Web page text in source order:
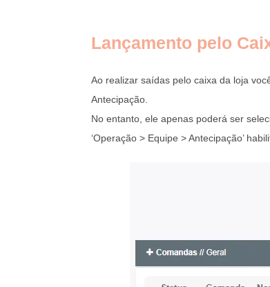
Lançamento pelo
Ao realizar saídas pelo caixa da loja
Antecipação.
No entanto, ele apenas poderá ser
‘Operação > Equipe > Antecipação’